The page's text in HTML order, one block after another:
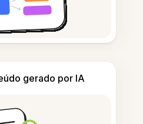
gerado por IA